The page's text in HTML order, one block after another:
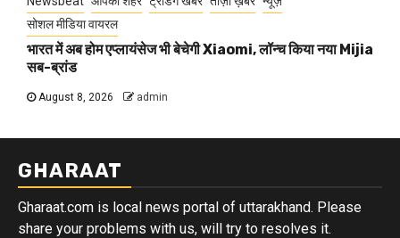
सोशल मीडिया वायरल
भारत में अब होम एप्लायंसेज भी बेचेगी Xiaomi, लॉन्च किया नया Mijia
सब-ब्रांड
August 8, 2026 admin
GHARAAT
Gharaat.com is local news portal of uttarakhand. Please
share your problems with us, will try to resolves it.